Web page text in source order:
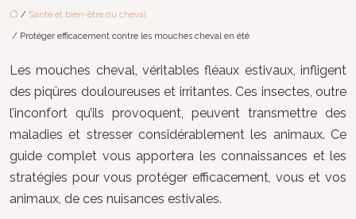
/ Santé et bien-être du cheval
/ Protéger efficacement contre les mouches cheval en été
Les mouches cheval, véritables fléaux estivaux, infligent
des piqûres douloureuses et irritantes. Ces insectes, outre
l’inconfort qu’ils provoquent, peuvent transmettre des
maladies et stresser considérablement les animaux. Ce
guide complet vous apportera les connaissances et les
stratégies pour vous protéger efficacement, vous et vos
animaux, de ces nuisances estivales.